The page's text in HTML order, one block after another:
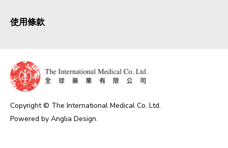
使用條款
Copyright © The International Medical Co. Ltd.
Powered by Anglia Design.